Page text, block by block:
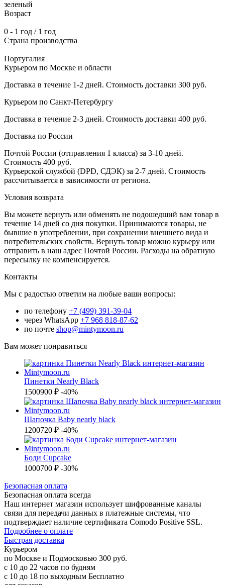
зеленый
Возраст
0 - 1 год / 1 год
Страна производства
Португалия
Курьером по Москве и области
Доставка в течение 1-2 дней. Стоимость доставки 300 руб.
Курьером по Санкт-Петербургу
Доставка в течение 2-3 дней. Стоимость доставки 400 руб.
Доставка по России
Почтой России (отправления 1 класса) за 3-10 дней.
Стоимость 400 руб.
Курьерской службой (DPD, СДЭК) за 2-7 дней. Стоимость
рассчитывается в зависимости от региона.
Условия возврата
Вы можете вернуть или обменять не подошедший вам товар в
течение 14 дней со дня покупки. Принимаются товары, не
бывшие в употреблении, при сохранении внешнего вида и
потребительских свойств. Вернуть товар можно курьеру или
отправить в наш адрес Почтой России. Расходы на обратную
пересылку не компенсируется.
Контакты
Мы с радостью ответим на любые ваши вопросы:
по телефону +7 (499) 391-39-04
через WhatsApp +7 968 818-87-62
по почте shop@mintymoon.ru
Вам может понравиться
Пинетки Nearly Black
1500900 ₽ -40%
Шапочка Baby nearly black
1200720 ₽ -40%
Боди Cupcake
1000700 ₽ -30%
Безопасная оплата
Безопасная оплата всегда
Наш интернет магазин использует шифрованные каналы
связи для передачи данных в платежные системы, что
подтверждает наличие сертификата Comodo Positive SSL.
Подробнее о оплате
Быстрая доставка
Курьером
по Москве и Подмосковью 300 руб.
с 10 до 22 часов по будням
с 10 до 18 по выходным Бесплатно